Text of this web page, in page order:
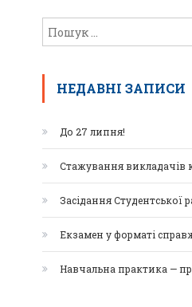
НЕДАВНІ ЗАПИСИ
До 27 липня!
Стажування викладачів
Засідання Студентської
Екзамен у форматі
Навчальна практика —